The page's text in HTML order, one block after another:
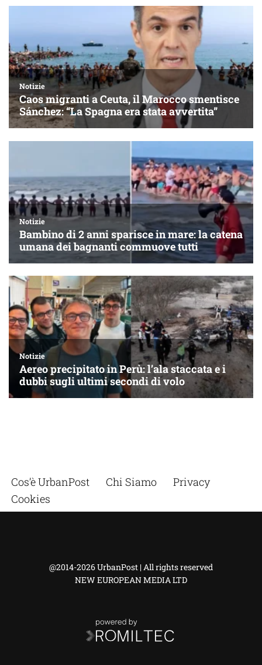
Cos’è UrbanPost Chi Siamo
Privacy
Cookies
@2014-2026 UrbanPost | All rights reserved
NEW EUROPEAN MEDIA LTD